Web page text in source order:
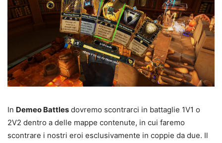
In Demeo Battles dovremo scontrarci in battaglie 1V1 o
2V2 dentro a delle mappe contenute, in cui faremo
scontrare i nostri eroi esclusivamente in coppie da due. Il